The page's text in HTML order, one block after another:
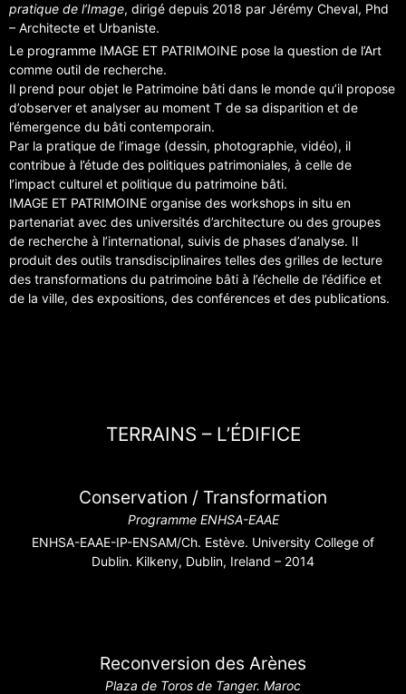
pratique de l’Image, dirigé depuis 2018 par Jérémy Cheval, Phd
– Architecte et Urbaniste.
Le programme IMAGE ET PATRIMOINE pose la question de l’Art
comme outil de recherche.
Il prend pour objet le Patrimoine bâti dans le monde qu’il propose
d’observer et analyser au moment T de sa disparition et de
l’émergence du bâti contemporain.
Par la pratique de l’image (dessin, photographie, vidéo), il
contribue à l’étude des politiques patrimoniales, à celle de
l’impact culturel et politique du patrimoine bâti.
IMAGE ET PATRIMOINE organise des workshops in situ en
partenariat avec des universités d’architecture ou des groupes
de recherche à l’international, suivis de phases d’analyse. Il
produit des outils transdisciplinaires telles des grilles de lecture
des transformations du patrimoine bâti à l’échelle de l’édifice et
de la ville, des expositions, des conférences et des publications.
TERRAINS – L’ÉDIFICE
Conservation / Transformation
Programme ENHSA-EAAE
ENHSA-EAAE-IP-ENSAM/Ch. Estève. University College of
Dublin. Kilkeny, Dublin, Ireland – 2014
Reconversion des Arènes
Plaza de Toros de Tanger. Maroc